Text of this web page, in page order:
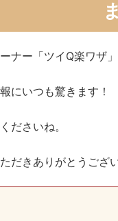
ナー「ツイQ楽ワザ
にいつも驚きます！
ださいね。
だきありがとうござ